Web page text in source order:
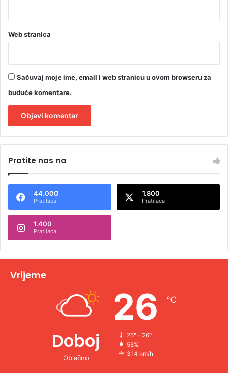
Web stranica
Sačuvaj moje ime, email i web stranicu u ovom browseru za
buduće komentare.
t
n
t
v
Pratite nas na
44.000
Pratilaca
1.800
Pratilaca
1.400
Pratilaca
Vrijeme
Doboj
Oblačno
26 ℃
26º - 26º
55%
3.14 km/h